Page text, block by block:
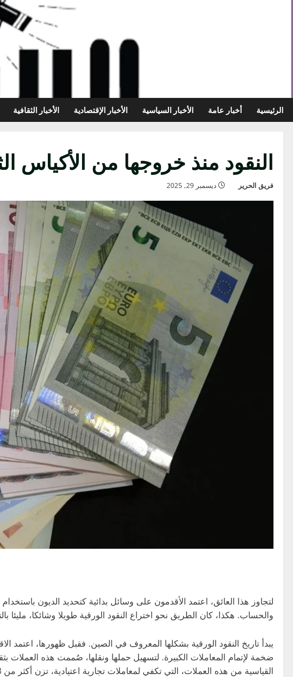
الرئيسية أخبار عامة الأخبار السياسية الأخبار الإقتصادية الأخبار الثقافية
النقود منذ خروجها من الأكياس
فريق الحرير ديسمبر 29, 2025
لتجاوز هذا العائق، اعتمد الأقدمون على وسائل بدائية كتحديد الديون
والحساب. هكذا، كان الطريق نحو اختراع النقود الورقية طويلا وشائكا، مليئا
يبدأ تاريخ النقود الورقية بشكلها المعروف في الصين. فقبل ظهورها، اعتمد
ضخمة لإتمام المعاملات الكبيرة. لتسهيل حملها ونقلها، صُممت هذه
القياسية من هذه العملات، التي تكفي لمعاملات تجارية اعتيادية، تزن أكثر من 3 كيلوغرامات، ما شكل عبئا كبيرا.